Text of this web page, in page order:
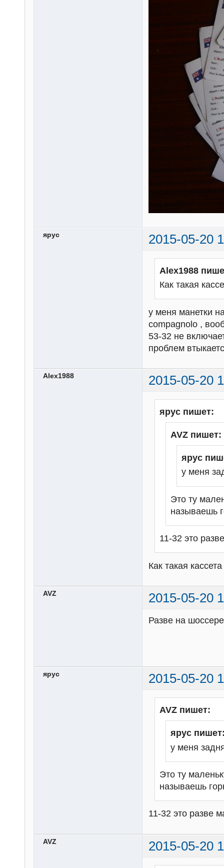
ярус 2015-05-20
Alex1988
Как такая
у меня манетки
compagnolo ,
53-32 не
проблем
Alex1988 2015-05-20
ярус пишет:
AVZ пишет:
ярус
у меня
Это ту
называешь
11-32 это
Как такая
AVZ 2015-05-20
Разве на
ярус 2015-05-20
AVZ пишет:
ярус
у меня
Это ту
называешь
11-32 это разве
AVZ 2015-05-20